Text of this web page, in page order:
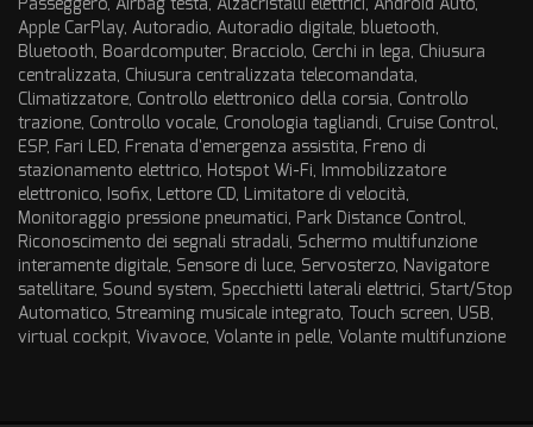
Apple CarPlay, Autoradio, Autoradio digitale, bluetooth,
Bluetooth, Boardcomputer, Bracciolo, Cerchi in lega, Chiusura
centralizzata, Chiusura centralizzata telecomandata,
Climatizzatore, Controllo elettronico della corsia, Controllo
trazione, Controllo vocale, Cronologia tagliandi, Cruise Control,
ESP, Fari LED, Frenata d'emergenza assistita, Freno di
stazionamento elettrico, Hotspot Wi-Fi, Immobilizzatore
elettronico, Isofix, Lettore CD, Limitatore di velocità,
Monitoraggio pressione pneumatici, Park Distance Control,
Riconoscimento dei segnali stradali, Schermo multifunzione
interamente digitale, Sensore di luce, Servosterzo, Navigatore
satellitare, Sound system, Specchietti laterali elettrici, Start/Stop
Automatico, Streaming musicale integrato, Touch screen, USB,
virtual cockpit, Vivavoce, Volante in pelle, Volante multifunzione